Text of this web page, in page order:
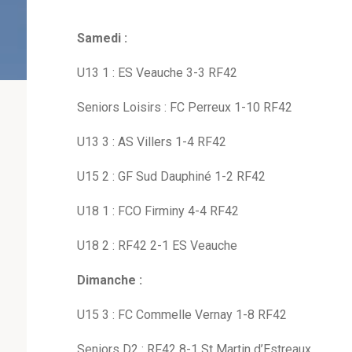
Samedi :
U13 1 : ES Veauche 3-3 RF42
Seniors Loisirs : FC Perreux 1-10 RF42
U13 3 : AS Villers 1-4 RF42
U15 2 : GF Sud Dauphiné 1-2 RF42
U18 1 : FCO Firminy 4-4 RF42
U18 2 : RF42 2-1 ES Veauche
Dimanche :
U15 3 : FC Commelle Vernay 1-8 RF42